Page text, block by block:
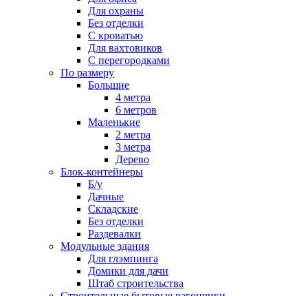
Для охраны
Без отделки
С кроватью
Для вахтовиков
С перегородками
По размеру
Большие
4 метра
6 метров
Маленькие
2 метра
3 метра
Дерево
Блок-контейнеры
Б/у
Дачные
Складские
Без отделки
Раздевалки
Модульные здания
Для глэмпинга
Домики для дачи
Штаб строительства